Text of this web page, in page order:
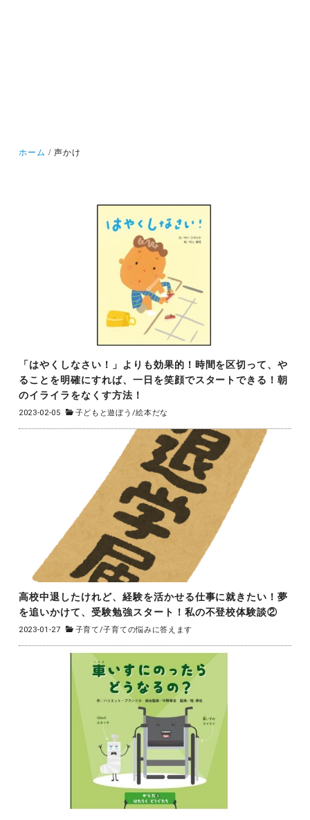
ホーム 声かけ
「はやくしなさい！」よりも効果的！時間を区切って、や
ることを明確にすれば、一日を笑顔でスタートできる！朝
のイライラをなくす方法！
2023-02-05 子どもと遊ぼう /絵本だな
高校中退したけれど、経験を活かせる仕事に就きたい！夢
を追いかけて、受験勉強スタート！私の不登校体験談②
2023-01-27 子育て/子育ての悩みに答えます